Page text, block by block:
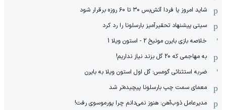
شاید امروز یا فردا آتش‌بس ۳۰ تا ۶۰ روزه برقرار شود
سیتی پیشنهاد تحقیرآمیز بارسلونا را رد کرد
خلاصه بازی بایرن مونیخ 2 - استون ویلا 1
به مهاجمی که 20 گل بزند نیاز نداریم!
ضربه استثنائی گومس؛ گل اول استون ویلا به بایرن
معمای سمت چپ بارسلونا پیچیده‌تر شد
مدیرعامل ذوب‌آهن: هنوز نمی‌دانم چرا پورموسوی رفت!